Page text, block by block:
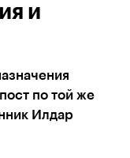
и
по той же
Илдар